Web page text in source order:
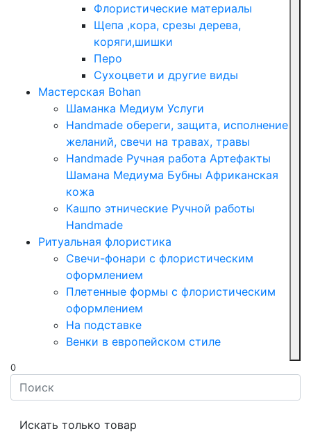
Флористические материалы
Щепа ,кора, срезы дерева,
коряги,шишки
Перо
Сухоцвети и другие виды
Мастерская Bohan
Шаманка Медиум Услуги
Handmade обереги, защита, исполнение
желаний, свечи на травах, травы
Handmade Ручная работа Артефакты
Шамана Медиума Бубны Африканская
кожа
Кашпо этнические Ручной работы
Handmade
Ритуальная флористика
Свечи-фонари с флористическим
оформлением
Плетенные формы с флористическим
оформлением
На подставке
Венки в европейском стиле
0
Искать только товар